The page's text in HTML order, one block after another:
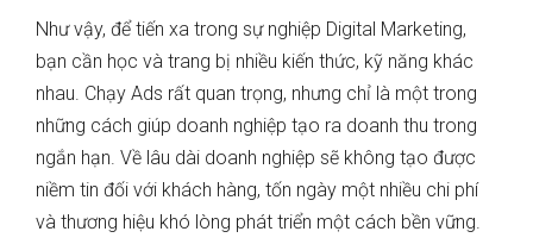
Như vậy, để tiến xa trong sự nghiệp Digital Marketing,
bạn cần học và trang bị nhiều kiến thức, kỹ năng khác
nhau. Chạy Ads rất quan trọng, nhưng chỉ là một trong
những cách giúp doanh nghiệp tạo ra doanh thu trong
ngắn hạn. Về lâu dài doanh nghiệp sẽ không tạo được
niềm tin đối với khách hàng, tốn ngày một nhiều chi phí
và thương hiệu khó lòng phát triển một cách bền vững.